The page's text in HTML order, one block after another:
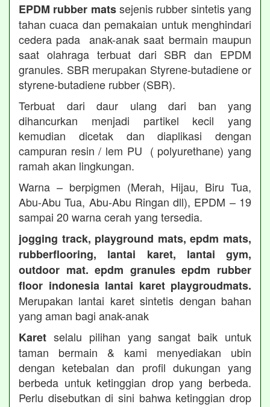
EPDM rubber matssejenis rubber sintetis yang
tahan cuaca dan pemakaian untuk menghindari
cedera pada anak-anak saat bermain maupun
saat olahraga terbuat dari SBR dan EPDM
granules. SBR merupakan Styrene-butadiene or
styrene-butadiene rubber (SBR).
Terbuat dari daur ulang dari ban yang
dihancurkan menjadi partikel kecil yang
kemudian dicetak dan diaplikasi dengan
campuran resin / lem PU ( polyurethane) yang
ramah akan lingkungan.
Warna – berpigmen (Merah, Hijau, Biru Tua,
Abu-Abu Tua, Abu-Abu Ringan dll), EPDM – 19
sampai 20 warna cerah yang tersedia.
jogging track, playground mats, epdm mats,
rubberflooring, lantai karet, lantai gym,
outdoor mat. epdm granules epdm rubber
floor indonesia lantai karet playgroudmats.
Merupakan lantai karet sintetis dengan bahan
yang aman bagi anak-anak
Karet selalu pilihan yang sangat baik untuk
taman bermain & kami menyediakan ubin
dengan ketebalan dan profil dukungan yang
berbeda untuk ketinggian drop yang berbeda.
Perlu disebutkan di sini bahwa ketinggian drop